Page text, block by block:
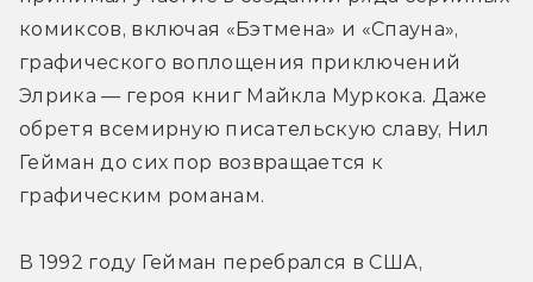
комиксов, включая «Бэтмена» и «Спауна»,
графического воплощения приключений
Элрика — героя книг Майкла Муркока. Даже
обретя всемирную писательскую славу, Нил
Гейман до сих пор возвращается к
графическим романам.
В 1992 году Гейман перебрался в США,